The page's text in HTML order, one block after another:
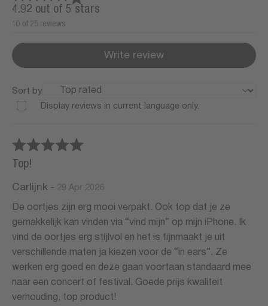
10 of 25 reviews
4.92 out of 5 stars
Write review
Display reviews in current language only.
Sort by
Top!
Carlijnk - 29 Apr 2026
De oortjes zijn erg mooi verpakt. Ook top dat je ze
gemakkelijk kan vinden via “vind mijn” op mijn iPhone. Ik
vind de oortjes erg stijlvol en het is fijnmaakt je uit
verschillende maten ja kiezen voor de “in ears”. Ze
werken erg goed en deze gaan voortaan standaard mee
naar een concert of festival. Goede prijs kwaliteit
verhouding, top product!